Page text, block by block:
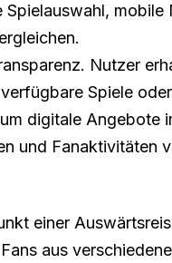
mobile
Nutzer
Spiele oder
digitale Angebote
und Fanaktivitäten
einer
aus